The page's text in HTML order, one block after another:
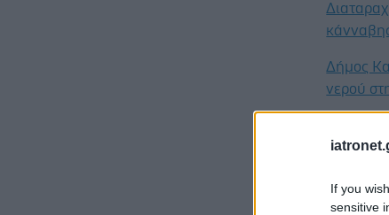
If you
sensitive
Δήμος
νερού